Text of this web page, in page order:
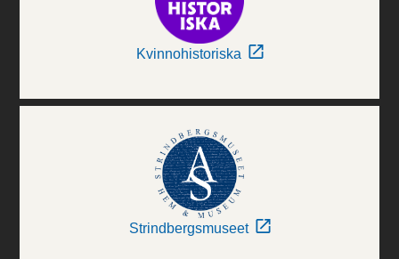
Kvinnohistoriska
Strindbergsmuseet